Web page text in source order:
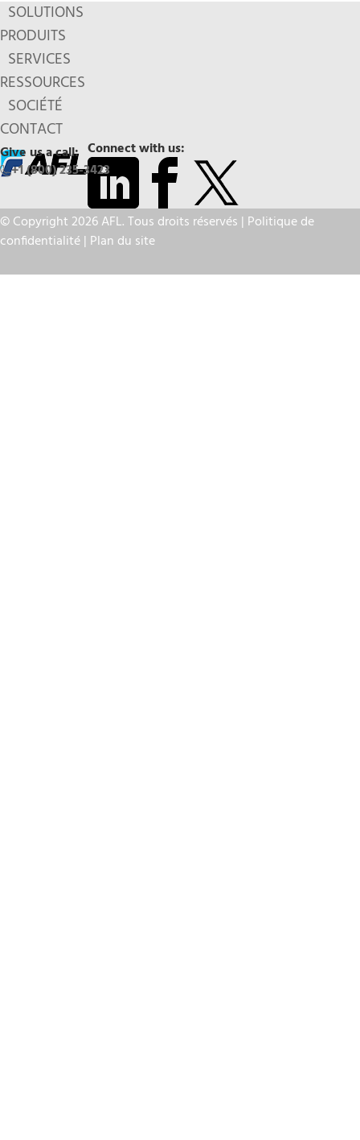
SOLUTIONS
PRODUITS
SERVICES
RESSOURCES
SOCIÉTÉ
CONTACT
Connect with us:
Give us a call:
+1 (800) 235-3423
© Copyright 2026 AFL. Tous droits réservés | Politique de
confidentialité| Plan du site